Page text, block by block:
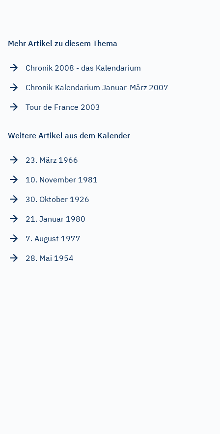
Mehr Artikel zu diesem Thema
Chronik 2008 - das Kalendarium
Chronik-Kalendarium Januar-März 2007
Tour de France 2003
Weitere Artikel aus dem Kalender
23. März 1966
10. November 1981
30. Oktober 1926
21. Januar 1980
7. August 1977
28. Mai 1954